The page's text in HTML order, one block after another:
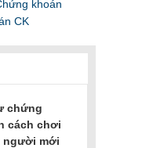
chứng
cách chơi
người mới